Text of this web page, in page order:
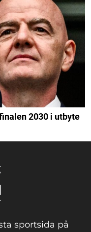
2030 i utbyte
sportsida på